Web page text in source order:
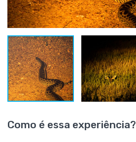
Como é essa experiência?